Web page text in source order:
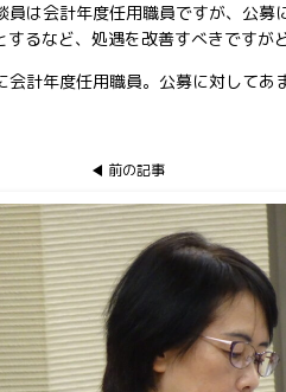
員は会計年度任用職員ですが、公募
るなど、処遇を改善すべきですが
会計年度任用職員。公募に対してあ
前の記事